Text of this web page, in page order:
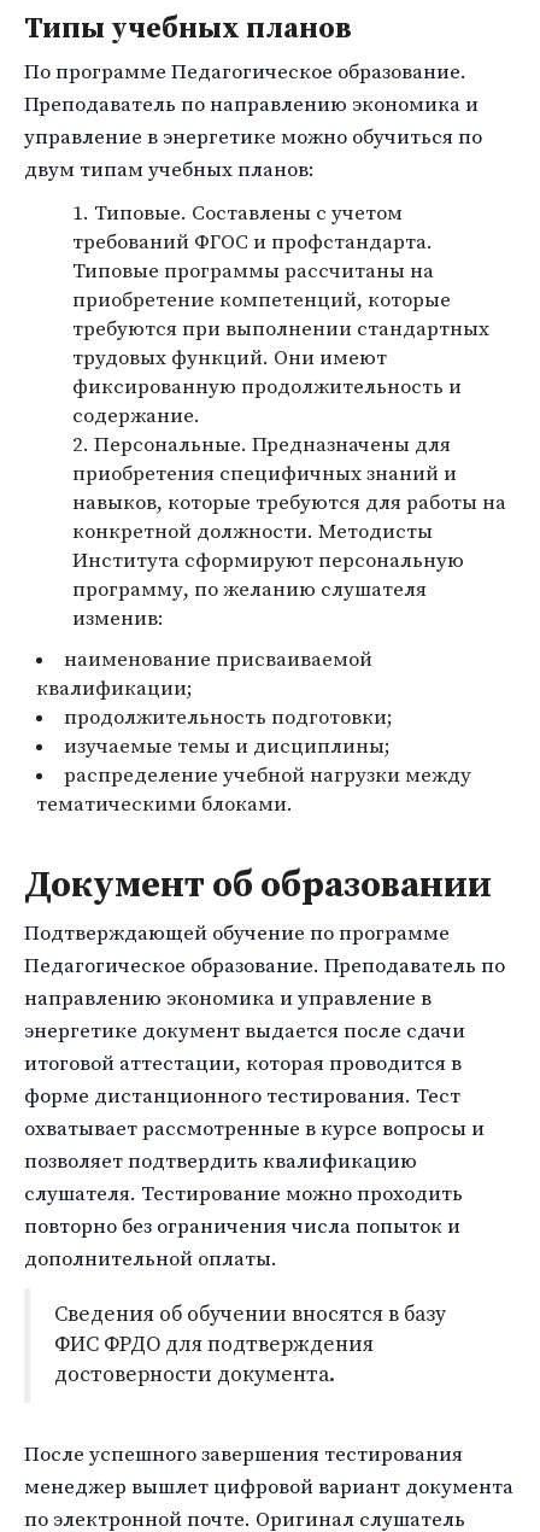
Типы учебных планов
По программе Педагогическое образование.
Преподаватель по направлению экономика и
управление в энергетике можно обучиться по
двум типам учебных планов:
Типовые. Составлены с учетом
требований ФГОС и профстандарта.
Типовые программы рассчитаны на
приобретение компетенций, которые
требуются при выполнении стандартных
трудовых функций. Они имеют
фиксированную продолжительность и
содержание.
Персональные. Предназначены для
приобретения специфичных знаний и
навыков, которые требуются для работы на
конкретной должности. Методисты
Института сформируют персональную
программу, по желанию слушателя
изменив:
наименование присваиваемой
квалификации;
продолжительность подготовки;
изучаемые темы и дисциплины;
распределение учебной нагрузки между
тематическими блоками.
Документ об образовании
Подтверждающей обучение по программе
Педагогическое образование. Преподаватель по
направлению экономика и управление в
энергетике документ выдается после сдачи
итоговой аттестации, которая проводится в
форме дистанционного тестирования. Тест
охватывает рассмотренные в курсе вопросы и
позволяет подтвердить квалификацию
слушателя. Тестирование можно проходить
повторно без ограничения числа попыток и
дополнительной оплаты.
Сведения об обучении вносятся в базу
ФИС ФРДО для подтверждения
достоверности документа.
После успешного завершения тестирования
менеджер вышлет цифровой вариант документа
по электронной почте. Оригинал слушатель